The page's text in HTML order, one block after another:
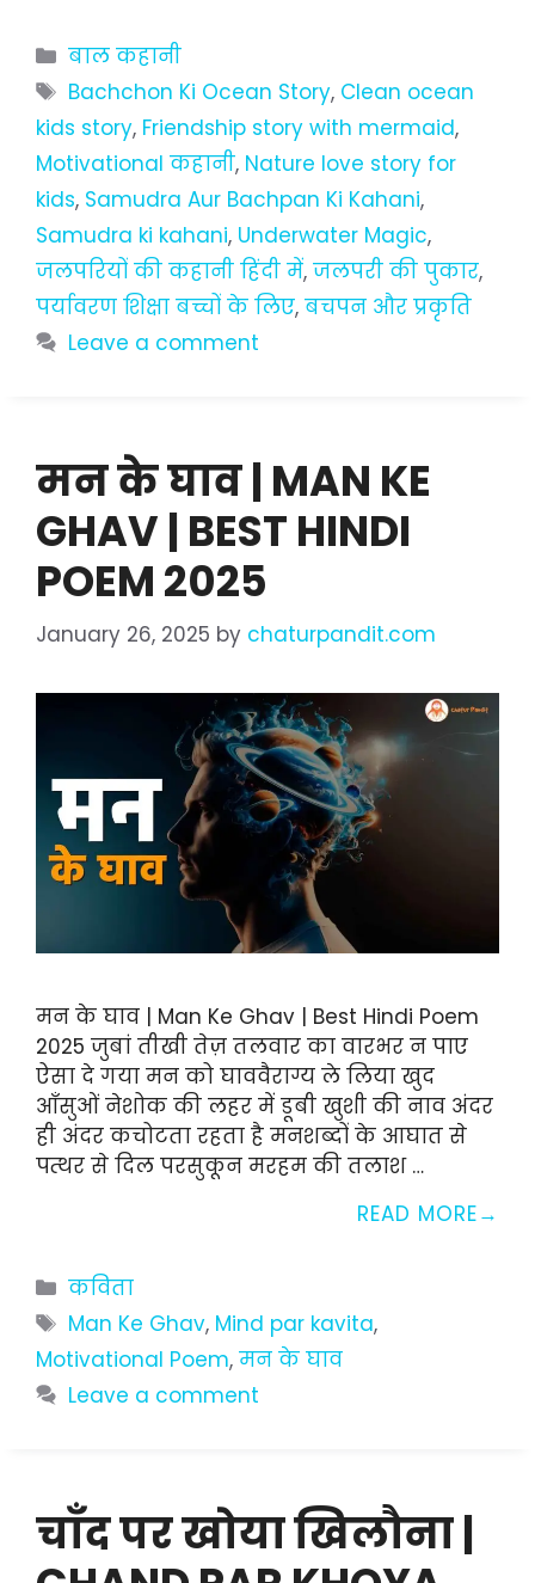
Categories
बाल कहानी
Tags
Bachchon Ki Ocean Story, Clean ocean
kids story, Friendship story with mermaid,
Motivational कहानी, Nature love story for
kids, Samudra Aur Bachpan Ki Kahani,
Samudra ki kahani, Underwater Magic,
जलपरियों की कहानी हिंदी में, जलपरी की पुकार,
पर्यावरण शिक्षा बच्चों के लिए, बचपन और प्रकृति
Leave a comment
मन के घाव | MAN KE
GHAV | BEST HINDI
POEM 2025
January 26, 2025 by chaturpandit.com
मन के घाव | Man Ke Ghav | Best Hindi Poem
2025 जुबां तीखी तेज़ तलवार का वारभर न पाए
ऐसा दे गया मन को घाववैराग्य ले लिया खुद
आँसुओं नेशोक की लहर में डूबी खुशी की नाव अंदर
ही अंदर कचोटता रहता है मनशब्दों के आघात से
पत्थर से दिल परसुकून मरहम की तलाश …
READ MORE
Categories
कविता
Tags
Man Ke Ghav, Mind par kavita,
Motivational Poem, मन के घाव
Leave a comment
चाँद पर खोया खिलौना |